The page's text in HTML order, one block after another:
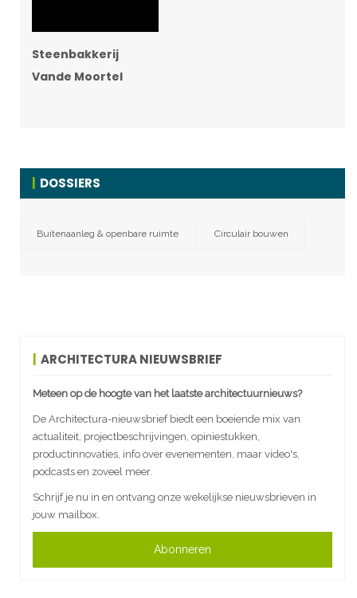
Steenbakkerij
Vande Moortel
DOSSIERS
Buitenaanleg & openbare ruimte Circulair bouwen
ARCHITECTURA NIEUWSBRIEF
Meteen op de hoogte van het laatste architectuurnieuws?
De Architectura-nieuwsbrief biedt een boeiende mix van
actualiteit, projectbeschrijvingen, opiniestukken,
productinnovaties, info over evenementen, maar video's,
podcasts en zoveel meer.
Schrijf je nu in en ontvang onze wekelijkse nieuwsbrieven in
jouw mailbox.
Abonneren